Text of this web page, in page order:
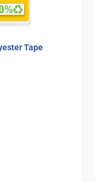
Tape